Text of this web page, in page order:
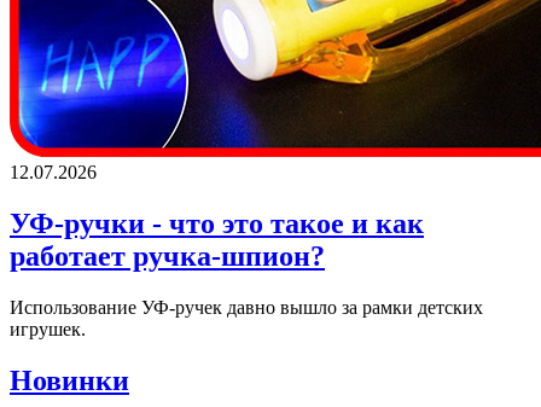
12.07.2026
УФ-ручки - что это такое и как
работает ручка-шпион?
Использование УФ-ручек давно вышло за рамки детских
игрушек.
Новинки